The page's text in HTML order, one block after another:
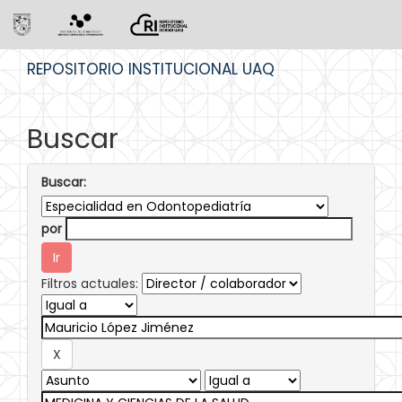
REPOSITORIO INSTITUCIONAL UAQ
Buscar
Buscar:
por
Filtros actuales: